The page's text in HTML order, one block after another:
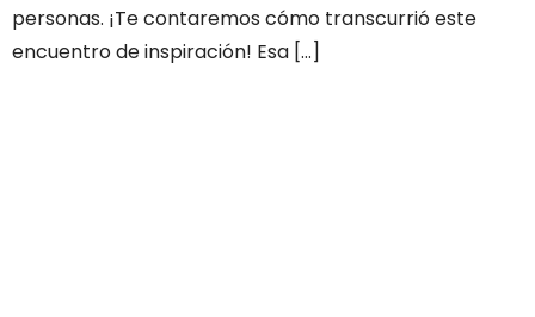
personas. ¡Te contaremos cómo transcurrió este
encuentro de inspiración! Esa […]